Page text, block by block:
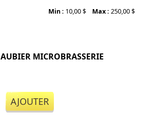
Min : 10,00 $ Max : 250,00 $
AUBIER MICROBRASSERIE
AJOUTER